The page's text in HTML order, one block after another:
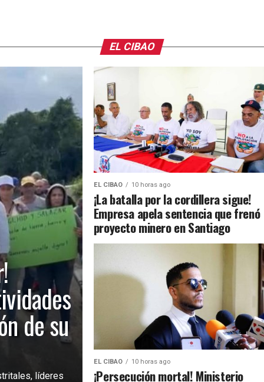
EL CIBAO
de su
líderes
EL CIBAO 10 horas ago
¡La batalla por la cordillera sigue!
Empresa apela sentencia que frenó
proyecto minero en Santiago
EL CIBAO 10 horas ago
¡Persecución mortal! Ministerio